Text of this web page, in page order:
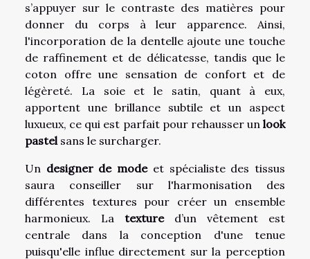
s’appuyer sur le contraste des matières pour
donner du corps à leur apparence. Ainsi,
l'incorporation de la dentelle ajoute une touche
de raffinement et de délicatesse, tandis que le
coton offre une sensation de confort et de
légèreté. La soie et le satin, quant à eux,
apportent une brillance subtile et un aspect
luxueux, ce qui est parfait pour rehausser un look
pastel sans le surcharger.
Un designer de modeet spécialiste des tissus
saura conseiller sur l'harmonisation des
différentes textures pour créer un ensemble
harmonieux. La textured’un vêtement est
centrale dans la conception d'une tenue
puisqu'elle influe directement sur la perception